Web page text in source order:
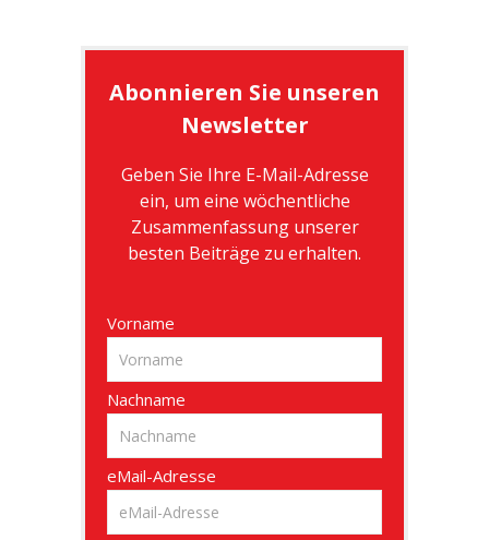
Abonnieren Sie unseren
Newsletter
Geben Sie Ihre E-Mail-Adresse
ein, um eine wöchentliche
Zusammenfassung unserer
besten Beiträge zu erhalten.
Vorname
Nachname
eMail-Adresse